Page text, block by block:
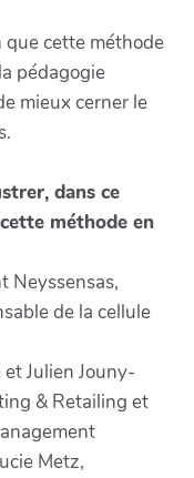
cette méthode
pédagogie
mieux cerner le
dans ce
méthode en
Neyssensas,
de la cellule
Julien Jouny-
& Retailing et
Metz,